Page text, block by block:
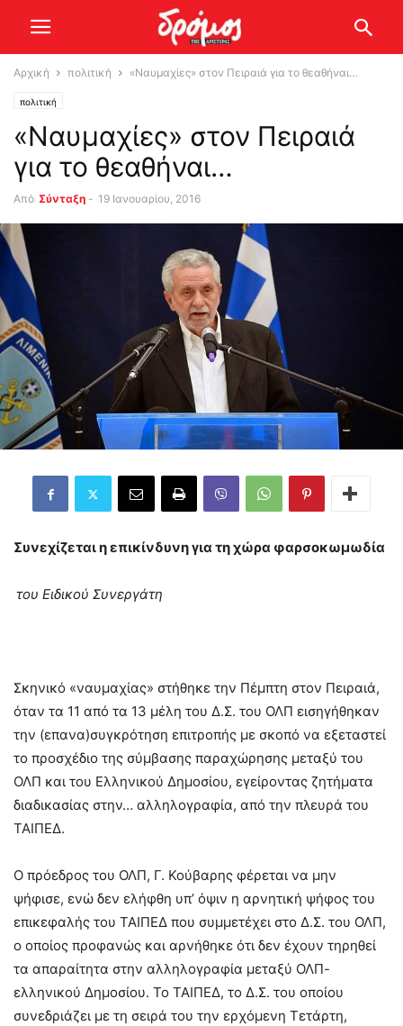
Αρχική πολιτική «Ναυμαχίες» στον Πειραιά για το θεαθήναι…
πολιτική
«Ναυμαχίες» στον Πειραιά
για το θεαθήναι…
Από Σύνταξη - 19 Ιανουαρίου, 2016
Συνεχίζεται η επικίνδυνη για τη χώρα φαρσοκωμωδία
του Ειδικού Συνεργάτη
Σκηνικό «ναυμαχίας» στήθηκε την Πέμπτη στον Πειραιά,
όταν τα 11 από τα 13 μέλη του Δ.Σ. του ΟΛΠ εισηγήθηκαν
την (επανα)συγκρότηση επιτροπής με σκοπό να εξεταστεί
το προσχέδιο της σύμβασης παραχώρησης μεταξύ του
ΟΛΠ και του Ελληνικού Δημοσίου, εγείροντας ζητήματα
διαδικασίας στην… αλληλογραφία, από την πλευρά του
ΤΑΙΠΕΔ.
Ο πρόεδρος του ΟΛΠ, Γ. Κούβαρης φέρεται να μην
ψήφισε, ενώ δεν ελήφθη υπ’ όψιν η αρνητική ψήφος του
επικεφαλής του ΤΑΙΠΕΔ που συμμετέχει στο Δ.Σ. του ΟΛΠ,
ο οποίος προφανώς και αρνήθηκε ότι δεν έχουν τηρηθεί
τα απαραίτητα στην αλληλογραφία μεταξύ ΟΛΠ-
ελληνικού Δημοσίου. Το ΤΑΙΠΕΔ, το Δ.Σ. του οποίου
συνεδριάζει με τη σειρά του την ερχόμενη Τετάρτη,